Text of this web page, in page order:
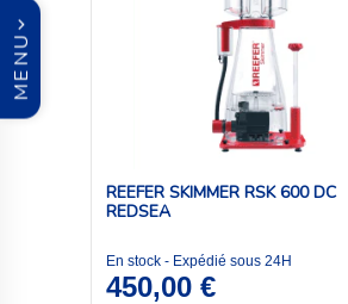
REEFER SKIMMER RSK 600 DC
REDSEA
En stock - Expédié sous 24H
450,00 €
MENU